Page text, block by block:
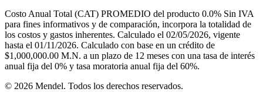
Costo Anual Total (CAT) PROMEDIO del producto 0.0% Sin IVA
para fines informativos y de comparación, incorpora la totalidad de
los costos y gastos inherentes. Calculado el 02/05/2026, vigente
hasta el 01/11/2026. Calculado con base en un crédito de
$1,000,000.00 M.N. a un plazo de 12 meses con una tasa de interés
anual fija del 0% y tasa moratoria anual fija del 60%.
© 2026 Mendel. Todos los derechos reservados.